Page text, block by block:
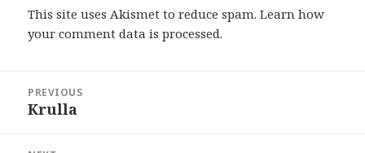
This site uses Akismet to reduce spam.Learn how
your comment data is processed.
navigation
PREVIOUS
Previous
Krulla